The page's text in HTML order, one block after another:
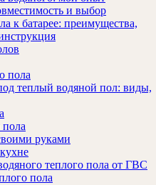
и выбор
к батарее: преимущества,
пола
теплый водяной пол: виды,
руками
теплого пола от ГВС
пола